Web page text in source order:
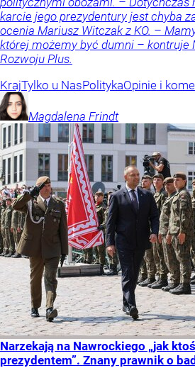
karcie jego prezydentury jest chyba
ocenia Mariusz Witczak z KO. –
której możemy być dumni – kontruje
Rozwoju Plus.
KrajTylko u NasPolitykaOpinie i
Magdalena Frindt
Narzekają na Nawrockiego „jak
prezydentem”. Znany prawnik o